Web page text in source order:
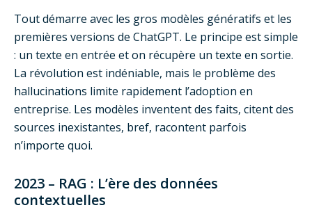
Tout démarre avec les gros modèles génératifs et les
premières versions de ChatGPT. Le principe est simple
: un texte en entrée et on récupère un texte en sortie.
La révolution est indéniable, mais le problème des
hallucinations limite rapidement l’adoption en
entreprise. Les modèles inventent des faits, citent des
sources inexistantes, bref, racontent parfois
n’importe quoi.
2023 – RAG : L’ère des données
contextuelles